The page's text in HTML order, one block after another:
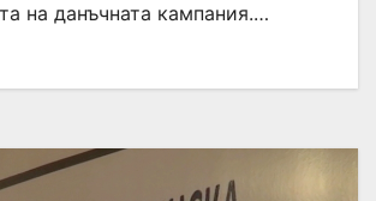
на данъчната кампания.…